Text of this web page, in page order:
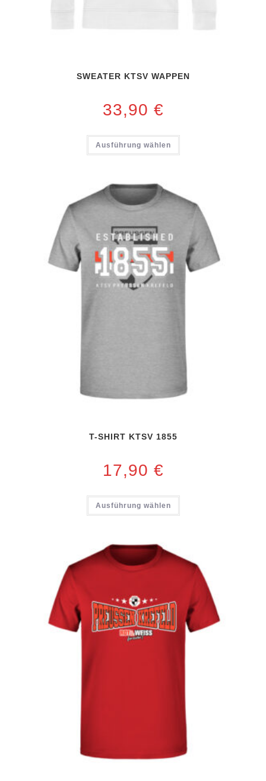
SWEATER KTSV WAPPEN
33,90 €
Ausführung wählen
T-SHIRT KTSV 1855
17,90 €
Ausführung wählen